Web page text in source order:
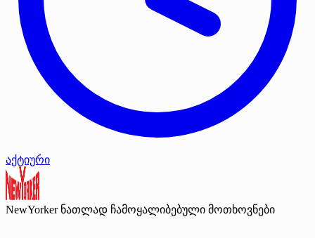
აქტიური
NewYorker ნათლად ჩამოყალიბებული მოთხოვნები